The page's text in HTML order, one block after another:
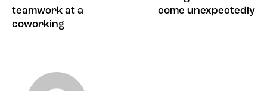
teamwork at a
coworking
come unexpectedly